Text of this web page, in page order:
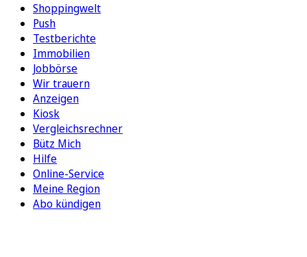
Shoppingwelt
Push
Testberichte
Immobilien
Jobbörse
Wir trauern
Anzeigen
Kiosk
Vergleichsrechner
Bütz Mich
Hilfe
Online-Service
Meine Region
Abo kündigen